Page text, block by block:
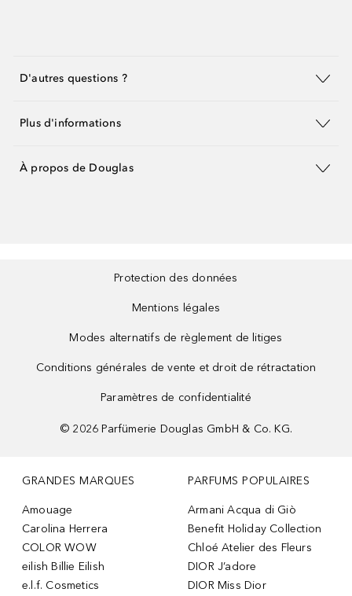
D'autres questions ?
Plus d'informations
À propos de Douglas
Protection des données
Mentions légales
Modes alternatifs de règlement de litiges
Conditions générales de vente et droit de rétractation
Paramètres de confidentialité
© 2026 Parfümerie Douglas GmbH & Co. KG.
GRANDES MARQUES
Amouage
Carolina Herrera
COLOR WOW
eilish Billie Eilish
e.l.f. Cosmetics
PARFUMS POPULAIRES
Armani Acqua di Giò
Benefit Holiday Collection
Chloé Atelier des Fleurs
DIOR J’adore
DIOR Miss Dior